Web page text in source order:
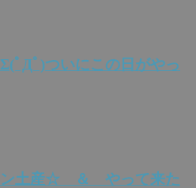
ﾟДﾟ)ついにこの日がやっ
ン土産☆ ＆ やって来た